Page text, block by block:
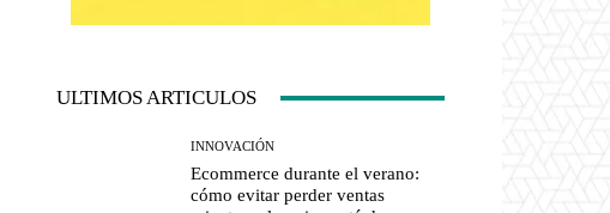
ULTIMOS ARTICULOS
INNOVACIÓN
Ecommerce durante el verano:
cómo evitar perder ventas